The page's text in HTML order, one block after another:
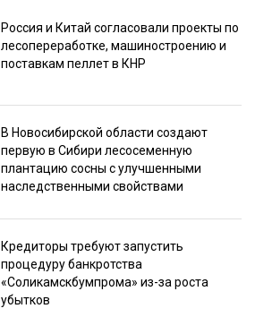
Россия и Китай согласовали проекты по
лесопереработке, машиностроению и
поставкам пеллет в КНР
В Новосибирской области создают
первую в Сибири лесосеменную
плантацию сосны с улучшенными
наследственными свойствами
Кредиторы требуют запустить
процедуру банкротства
«Соликамскбумпрома» из-за роста
убытков